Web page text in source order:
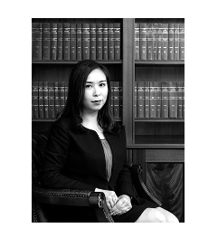
資
越15年獲
越10年獲
越5年獲認
0-5年獲認
商
一般
民
司法覆核
人身傷